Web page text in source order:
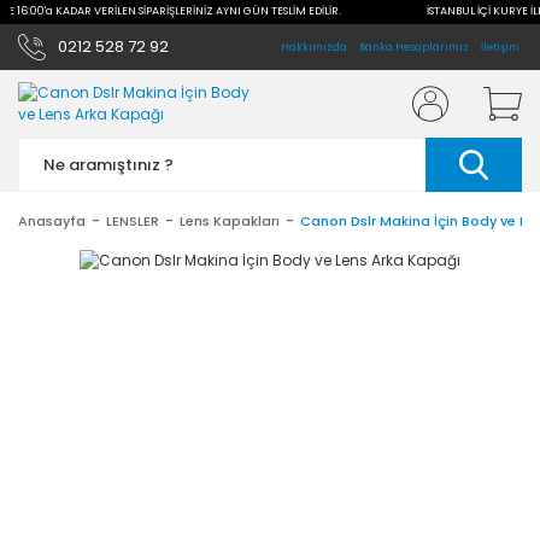
16:00'a KADAR VERİLEN SİPARİŞLERİNİZ AYNI GÜN TESLİM EDİLİR. İSTANBUL İÇİ KURYE
0212 528 72 92 Hakkımızda Banka Hesaplarımız İletişim
Anasayfa LENSLER Lens Kapakları Canon Dslr Makina İçin Body ve